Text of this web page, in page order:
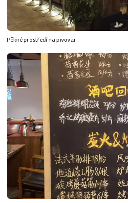
Pěkné prostředí na pivovar